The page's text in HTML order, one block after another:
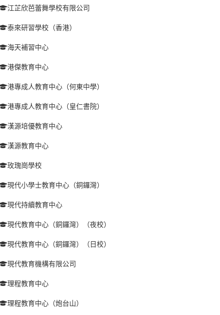
江芷欣芭蕾舞學校有限公司
泰來研習學校（香港）
海天補習中心
港傑教育中心
港專成人教育中心（何東中學）
港專成人教育中心（皇仁書院）
漢源培優教育中心
漢源教育中心
玫瑰崗學校
現代小學士教育中心（銅鑼灣）
現代持續教育中心
現代教育中心（銅鑼灣）（夜校）
現代教育中心（銅鑼灣）（日校）
現代教育機構有限公司
理程教育中心
理程教育中心（炮台山）